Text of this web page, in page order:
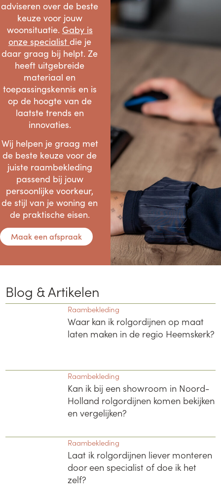
adviseren over de beste
keuze voor jouw
woonsituatie. Gaby is
onze specialist die je
daar graag bij helpt. Ze
heeft uitgebreide
materiaal en
toepassingskennis en is
op de hoogte van de
laatste trends en
innovaties.
Wij helpen je graag met
de beste keuze voor de
juiste raambekleding
passend bij jouw
persoonlijke voorkeur,
de stijl van je woning en
de praktische eisen.
Maak een afspraak
Blog & Artikelen
Raambekleding
Waar kan ik rolgordijnen op maat
laten maken in de regio Heemskerk?
Raambekleding
Kan ik bij een showroom in Noord-
Holland rolgordijnen komen bekijken
en vergelijken?
Raambekleding
Laat ik rolgordijnen liever monteren
door een specialist of doe ik het
zelf?